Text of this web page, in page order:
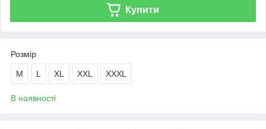
Купити
Розмір
M L XL XXL XXXL
В наявності